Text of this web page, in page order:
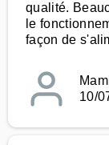
qualité.
le
façon de
10/